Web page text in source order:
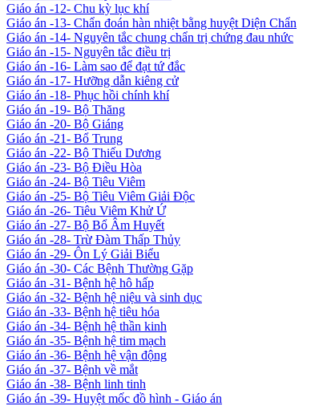
Giáo án -12- Chu kỳ lục khí
Giáo án -13- Chẩn đoán hàn nhiệt bằng huyệt Diện Chẩn
Giáo án -14- Nguyên tắc chung chẩn trị chứng đau nhức
Giáo án -15- Nguyên tắc điều trị
Giáo án -16- Làm sao để đạt tứ đắc
Giáo án -17- Hưỡng dẫn kiêng cử
Giáo án -18- Phục hồi chính khí
Giáo án -19- Bộ Thăng
Giáo án -20- Bộ Giáng
Giáo án -21- Bổ Trung
Giáo án -22- Bộ Thiếu Dương
Giáo án -23- Bộ Điều Hòa
Giáo án -24- Bộ Tiêu Viêm
Giáo án -25- Bộ Tiêu Viêm Giải Độc
Giáo án -26- Tiêu Viêm Khử Ứ
Giáo án -27- Bộ Bổ Âm Huyết
Giáo án -28- Trừ Đàm Thấp Thủy
Giáo án -29- Ôn Lý Giải Biểu
Giáo án -30- Các Bệnh Thường Gặp
Giáo án -31- Bệnh hệ hô hấp
Giáo án -32- Bệnh hệ niệu và sinh dục
Giáo án -33- Bệnh hệ tiêu hóa
Giáo án -34- Bệnh hệ thần kinh
Giáo án -35- Bệnh hệ tim mạch
Giáo án -36- Bệnh hệ vận động
Giáo án -37- Bệnh về mắt
Giáo án -38- Bệnh linh tinh
Giáo án -39- Huyệt mốc đồ hình - Giáo án